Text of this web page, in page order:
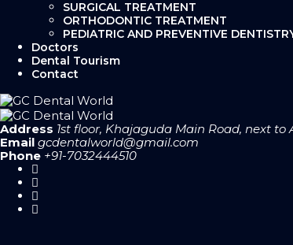
SURGICAL TREATMENT
ORTHODONTIC TREATMENT
PEDIATRIC AND PREVENTIVE
Doctors
Dental Tourism
Contact
Address 1st floor, Khajaguda Main Road, next
Email gcdentalworld@gmail.com
Phone +91-7032444510